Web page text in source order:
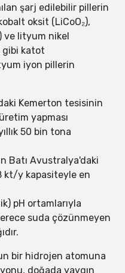
şarj edilebilir pillerin
oksit (LiCoO₂),
ve lityum nikel
gibi katot
iyon pillerin
Kemerton tesisinin
yapması
50 bin tona
Batı Avustralya'daki
kt/y kapasiteyle en
pH ortamlarıyla
suda çözünmeyen
bir hidrojen atomuna
doğada yaygın